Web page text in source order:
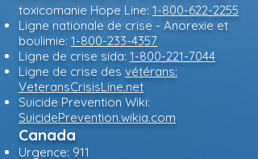
toxicomanie Hope Line: 1-800-622-2255
Ligne nationale de crise - Anorexie et
boulimie: 1-800-233-4357
Ligne de crise sida: 1-800-221-7044
Ligne de crise des vétérans:
VeteransCrisisLine.net
Suicide Prevention Wiki:
SuicidePrevention.wikia.com
Canada
Urgence: 911